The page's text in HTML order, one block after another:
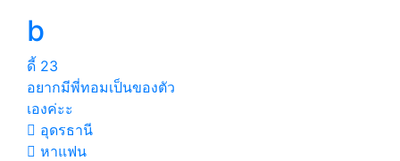
b
ดี้ 23
อยากมีพี่ทอมเป็นของตัว
เองค่ะะ
อุดรธานี
หาแฟน